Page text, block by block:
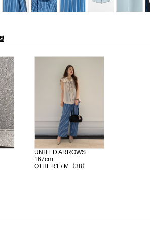
UNITED ARROWS
167cm
OTHER1 / M（38）